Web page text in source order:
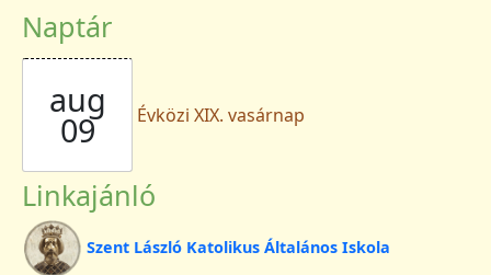
Naptár
aug
09 Évközi XIX. vasárnap
Linkajánló
Szent László Katolikus Általános Iskola